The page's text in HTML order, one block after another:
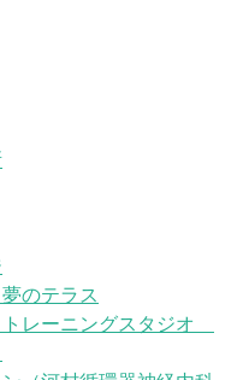
のテラス
レーニングスタジオ